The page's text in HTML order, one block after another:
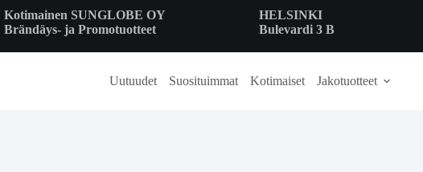
to
content
Kotimainen SUNGLOBE OY
Brändäys- ja Promotuotteet
HELSINKI
Bulevardi 3 B
Uutuudet Suosituimmat Kotimaiset Jakotuotteet